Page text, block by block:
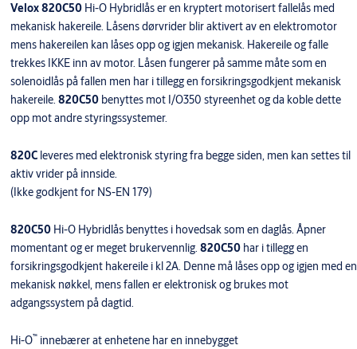
Velox 820C50Hi-O Hybridlås er en kryptert motorisert fallelås med
mekanisk hakereile. Låsens dørvrider blir aktivert av en elektromotor
mens hakereilen kan låses opp og igjen mekanisk. Hakereile og falle
trekkes IKKE inn av motor. Låsen fungerer på samme måte som en
solenoidlås på fallen men har i tillegg en forsikringsgodkjent mekanisk
hakereile. 820C50benyttes mot I/O350 styreenhet og da koble dette
opp mot andre styringssystemer.
820Cleveres med elektronisk styring fra begge siden, men kan settes til
aktiv vrider på innside.
(Ikke godkjent for NS-EN 179)
820C50Hi-O Hybridlås benyttes i hovedsak som en daglås. Åpner
momentant og er meget brukervennlig. 820C50 har i tillegg en
forsikringsgodkjent hakereile i kl 2A. Denne må låses opp og igjen med en
mekanisk nøkkel, mens fallen er elektronisk og brukes mot
adgangssystem på dagtid.
Hi-O™innebærer at enhetene har en innebygget